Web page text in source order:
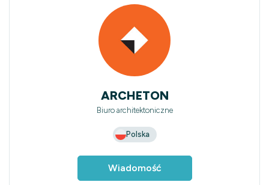
ARCHETON
Biuro architektoniczne
Polska
Wiadomość